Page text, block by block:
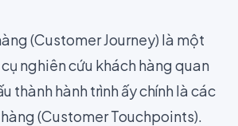
(Customer Journey) là một
nghiên cứu khách hàngquan
thành hành trình ấy chính là các
(Customer Touchpoints).